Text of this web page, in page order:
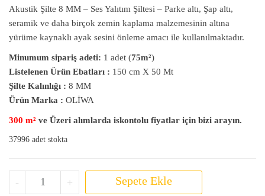
Akustik Şilte 8 MM – Ses Yalıtım Şiltesi – Parke altı, Şap altı,
seramik ve daha birçok zemin kaplama malzemesinin altına
yürüme kaynaklı ayak sesini önleme amacı ile kullanılmaktadır.
Minumum sipariş adeti: 1 adet (75m²)
Listelenen Ürün Ebatları : 150 cm X 50 Mt
Şilte Kalınlığı : 8 MM
Ürün Marka : OLİWA
300 m² ve Üzeri alımlarda iskontolu fiyatlar için bizi arayın.
37996 adet stokta
- Akustik Şilte 8 mm adet
+ Sepete Ekle